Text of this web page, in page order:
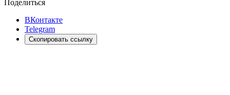
Поделиться
ВКонтакте
Telegram
Скопировать ссылку